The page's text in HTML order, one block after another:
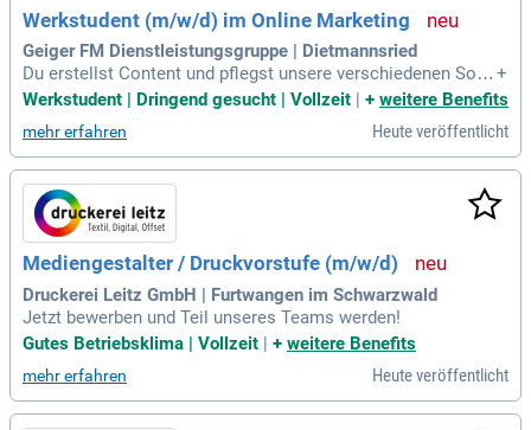
Werkstudent (m/w/d) im Online Marketing
Geiger FM Dienstleistungsgruppe | Dietmannsried
Du erstellst Content und pflegst unsere verschiedenen Soci
al Media Kanäle; Du hilfst bei der Planung und Steuerung vo
u unterstützt das Marketingteam bei der Contentpflege unse
rer Homepages; Du
+
Werkstudent | Dringend gesucht | Vollzeit
+ weitere Benefits
mehr erfahren Heute veröffentlicht
Mediengestalter / Druckvorstufe (m/w/d)
Druckerei Leitz GmbH | Furtwangen im Schwarzwald
Jetzt bewerben und Teil unseres Teams werden!
Gutes Betriebsklima | Vollzeit | + weitere Benefits
mehr erfahren Heute veröffentlicht